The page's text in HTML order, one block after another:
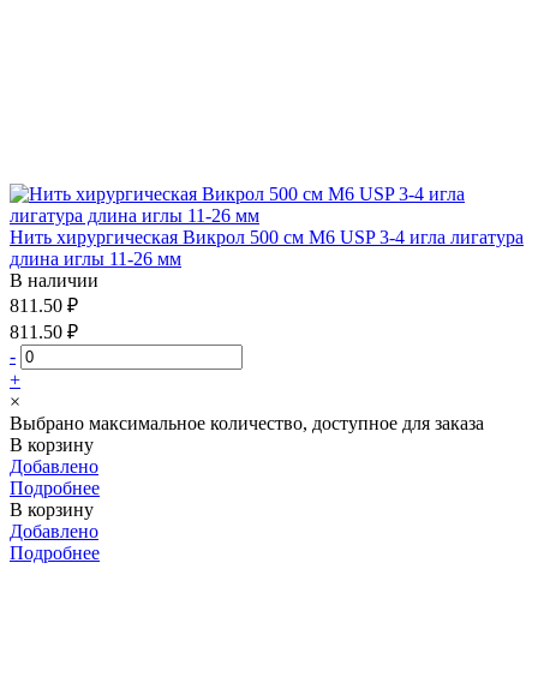
Нить хирургическая Викрол 500 см М6 USP 3-4 игла лигатура
длина иглы 11-26 мм
В наличии
811.50 ₽
811.50 ₽
-
+
×
Выбрано максимальное количество, доступное для заказа
В корзину
Добавлено
Подробнее
В корзину
Добавлено
Подробнее